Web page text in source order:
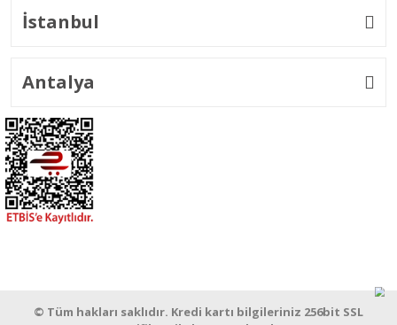
İstanbul
Antalya
© Tüm hakları saklıdır. Kredi kartı bilgileriniz 256bit SSL